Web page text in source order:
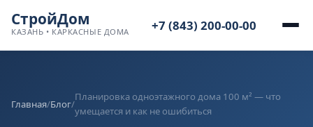
СтройДом
КАЗАНЬ • КАРКАСНЫЕ ДОМА +7 (843) 200-00-00
Главная/Блог/
Планировка одноэтажного дома 100 м² — что
умещается и как не ошибиться